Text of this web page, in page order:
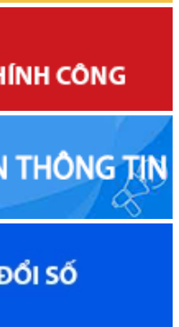
sơ cấp giấy chứng nhận
các cá nhân đang sử dụng
sơ mất Giấy chứng nhận
Hạnh. Thường trú tại:
sơ mất Giấy chứng nhận
Việt và bà Nông Thị
Hồ, tỉnh Đắk Lắk
ngày 31/7/2026 của